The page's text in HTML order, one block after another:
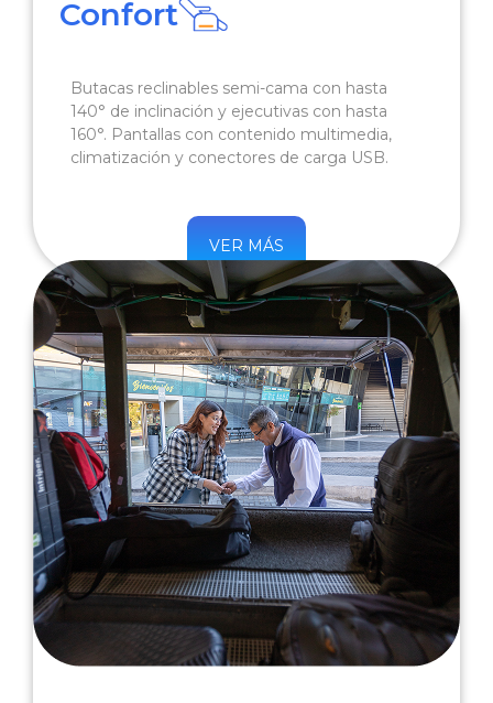
Confort
Butacas reclinables semi-cama con hasta
140° de inclinación y ejecutivas con hasta
160°. Pantallas con contenido multimedia,
climatización y conectores de carga USB.
VER MÁS